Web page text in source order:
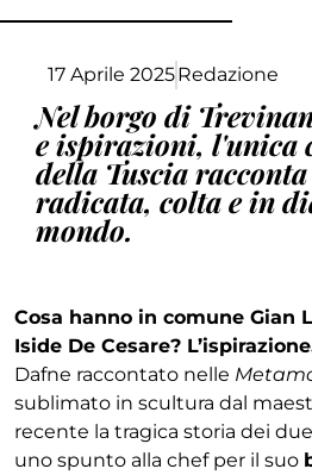
17 Aprile 2025Redazione
Nel borgo di
e ispirazioni, l'unica
della Tuscia
radicata, colta e in
mondo.
Cosa hanno in comune Gian
Iside De Cesare?
Dafne raccontato nelle
sublimato in scultura dal
recente la tragica storia dei
uno spunto alla chef per il suo